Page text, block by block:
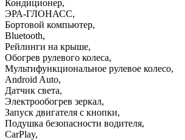
Кондиционер,
ЭРА-ГЛОНАСС,
Бортовой компьютер,
Bluetooth,
Рейлинги на крыше,
Обогрев рулевого колеса,
Мультифункциональное рулевое колесо,
Android Auto,
Датчик света,
Электрообогрев зеркал,
Запуск двигателя с кнопки,
Подушка безопасности водителя,
CarPlay,